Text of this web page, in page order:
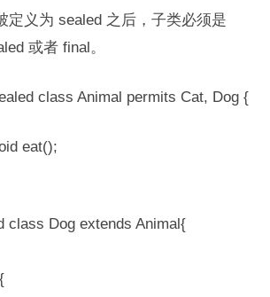
定义为 sealed 之后，子类必须是
或者 final。
class Animal permits Cat, Dog {
eat();
class Dog extends Animal{